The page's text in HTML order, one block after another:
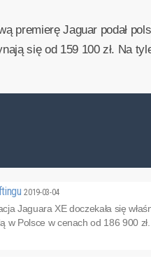
premierę Jaguar podał
się od 159 100 zł. Na
2019-03-04
Jaguara XE doczekała się
w Polsce w cenach od 186 900